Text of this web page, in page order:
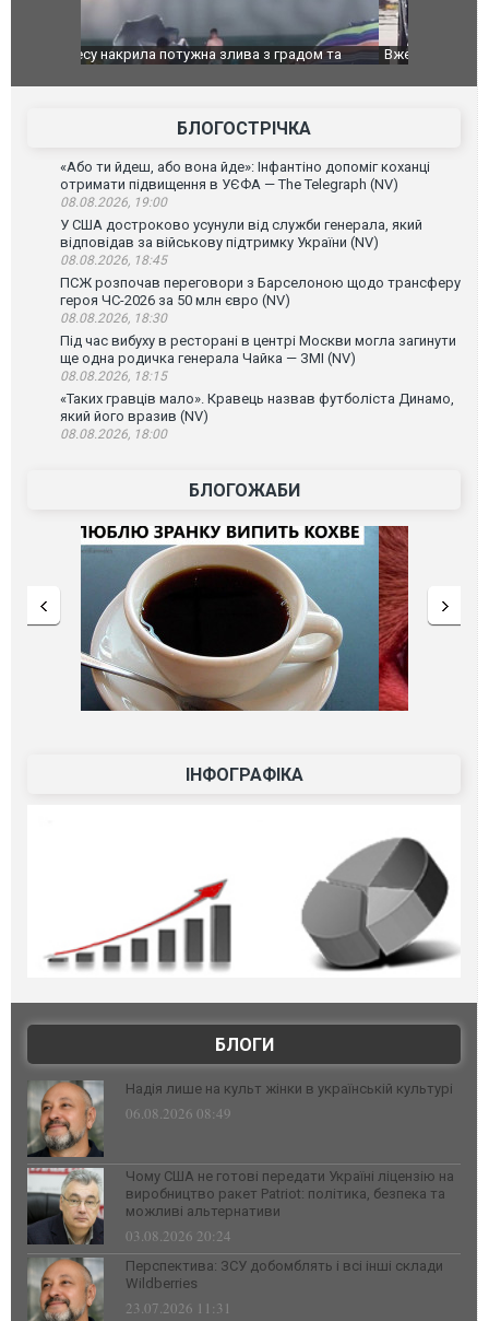
Вже вивели на тести: Ferrari готує оновлення
Вийшов
фільму
БЛОГОСТРІЧКА
«Або ти йдеш, або вона йде»: Інфантіно допоміг коханці
отримати підвищення в УЄФА — The Telegraph (NV)
08.08.2026, 19:00
У США достроково усунули від служби генерала, який
відповідав за військову підтримку України (NV)
08.08.2026, 18:45
ПСЖ розпочав переговори з Барселоною щодо трансферу
героя ЧС-2026 за 50 млн євро (NV)
08.08.2026, 18:30
Під час вибуху в ресторані в центрі Москви могла загинути
ще одна родичка генерала Чайка — ЗМІ (NV)
08.08.2026, 18:15
«Таких гравців мало». Кравець назвав футболіста Динамо,
який його вразив (NV)
08.08.2026, 18:00
БЛОГОЖАБИ
ІНФОГРАФІКА
БЛОГИ
Надія лише на культ жінки в українській культурі
06.08.2026 08:49
Чому США не готові передати Україні ліцензію на
виробництво ракет Patriot: політика, безпека та
можливі альтернативи
03.08.2026 20:24
Перспектива: ЗСУ добомблять і всі інші склади
Wildberries
23.07.2026 11:31